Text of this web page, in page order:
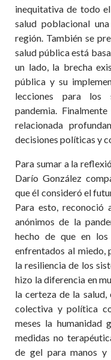
inequitativa de todo
salud poblacional
región. También se
salud pública está
un lado, la brecha
pública y su
lecciones para los
pandemia.
relacionada
decisiones políticas y
Para sumar a la
Darío González
que él consideró el
Para esto, reconoció
anónimos de la
hecho de que en
enfrentados al miedo,
la resiliencia de los
hizo la diferencia en
la certeza de la
colectiva y política
meses la humanidad
medidas no
de gel para manos y